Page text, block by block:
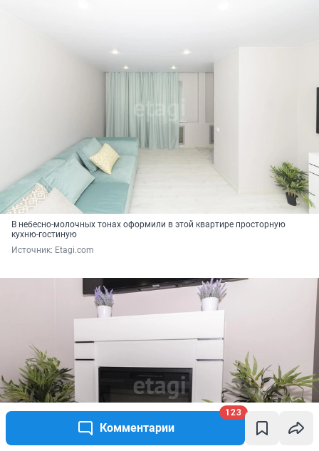
Комментарии
123
В небесно-молочных тонах оформили в этой квартире просторную
кухню-гостиную
Источник: Etagi.com